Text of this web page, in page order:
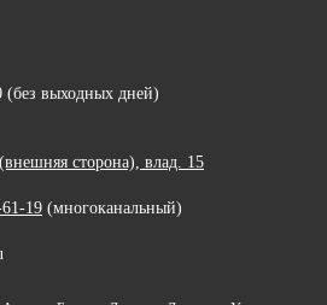
выходных дней)
сторона), влад. 15
19 (многоканальный)